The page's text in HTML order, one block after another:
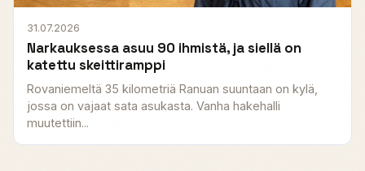
31.07.2026
Narkauksessa asuu 90 ihmistä, ja siellä on
katettu skeittiramppi
Rovaniemeltä 35 kilometriä Ranuan suuntaan on kylä,
jossa on vajaat sata asukasta. Vanha hakehalli
muutettiin...